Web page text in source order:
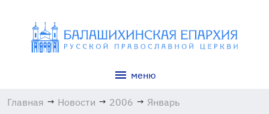
меню
Главная → Новости → 2006 → Январь